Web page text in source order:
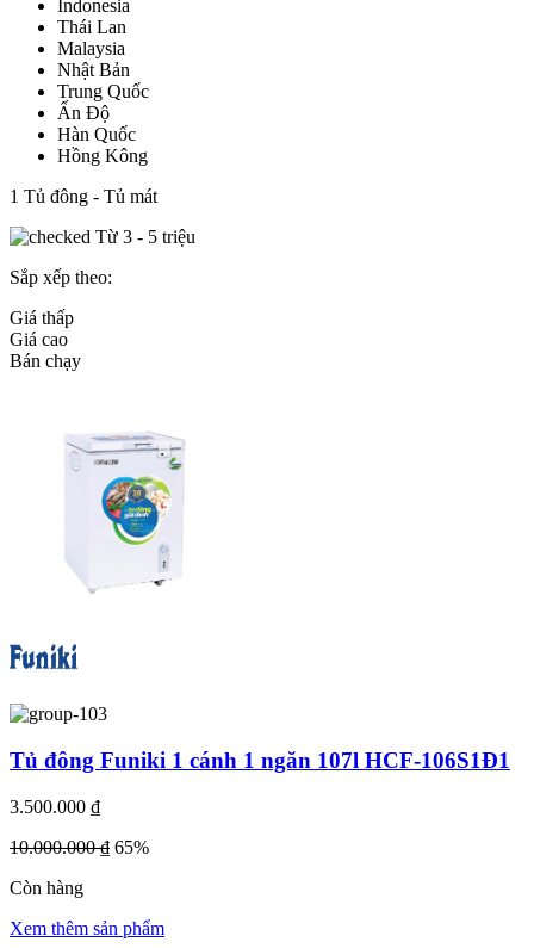
Indonesia
Thái Lan
Malaysia
Nhật Bản
Trung Quốc
Ấn Độ
Hàn Quốc
Hồng Kông
1 Tủ đông - Tủ mát
Từ 3 - 5 triệu
Sắp xếp theo:
Giá thấp
Giá cao
Bán chạy
Tủ đông Funiki 1 cánh 1 ngăn 107l HCF-106S1Đ1
3.500.000 ₫
10.000.000 ₫ 65%
Còn hàng
Xem thêm sản phẩm